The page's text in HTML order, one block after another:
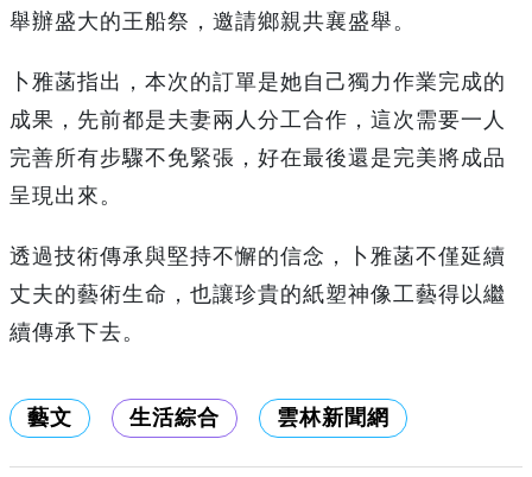
舉辦盛大的王船祭，邀請鄉親共襄盛舉。
卜雅菡指出，本次的訂單是她自己獨力作業完成的
成果，先前都是夫妻兩人分工合作，這次需要一人
完善所有步驟不免緊張，好在最後還是完美將成品
呈現出來。
透過技術傳承與堅持不懈的信念，卜雅菡不僅延續
丈夫的藝術生命，也讓珍貴的紙塑神像工藝得以繼
續傳承下去。
藝文 生活綜合 雲林新聞網